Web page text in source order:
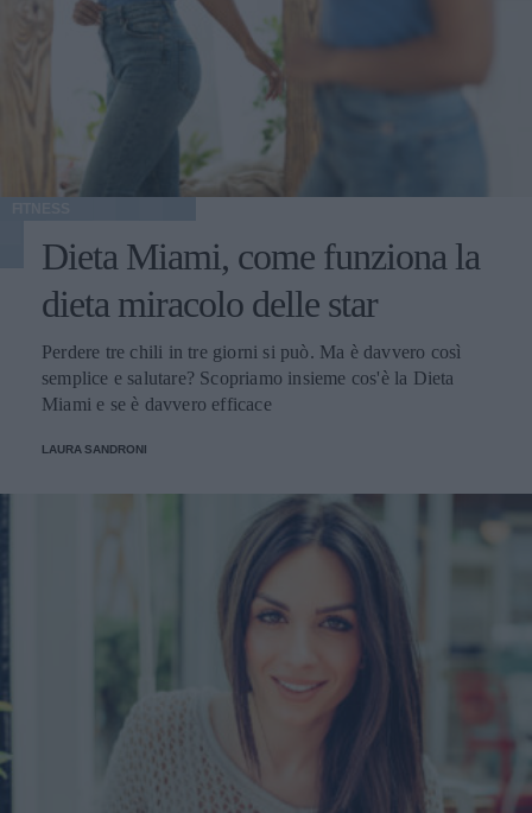
Dieta Miami, come funziona la
dieta miracolo delle star
Perdere tre chili in tre giorni si può. Ma è davvero così
semplice e salutare? Scopriamo insieme cos'è la Dieta
Miami e se è davvero efficace
LAURA SANDRONI